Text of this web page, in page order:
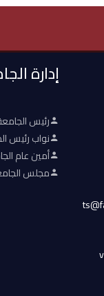
إدارة
رئيس
نواب رئيس
أمين عام
مجلس